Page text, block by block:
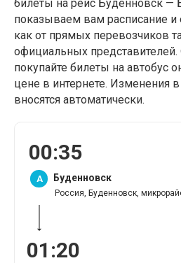
билеты на рейс Буденновск —
показываем вам расписание и
как от прямых перевозчиков
официальных
покупайте билеты на автобус
цене в интернете. Изменения
вносятся автоматически.
00:35
A Буденновск
Россия, Буденновск,
01 :20